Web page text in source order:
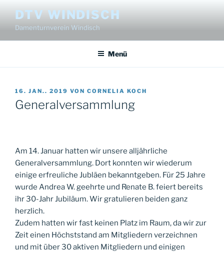
Inhalt
springen
DTV WINDISCH
Damenturnverein Windisch
Menü
VERÖFFENTLICHT
AM
16. JAN.. 2019 VON CORNELIA KOCH
Generalversammlung
Am 14. Januar hatten wir unsere alljährliche
Generalversammlung. Dort konnten wir wiederum
einige erfreuliche Jubläen bekanntgeben. Für 25 Jahre
wurde Andrea W. geehrte und Renate B. feiert bereits
ihr 30-Jahr Jubiläum. Wir gratulieren beiden ganz
herzlich.
Zudem hatten wir fast keinen Platz im Raum, da wir zur
Zeit einen Höchststand am Mitgliedern verzeichnen
und mit über 30 aktiven Mitgliedern und einigen